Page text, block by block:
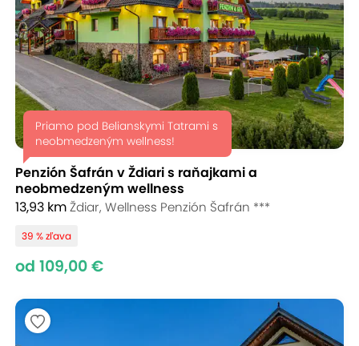
Priamo pod Belianskymi Tatrami s
neobmedzeným wellness!
Penzión Šafrán v Ždiari s raňajkami a
neobmedzeným wellness
13,93 kmŽdiar, Wellness Penzión Šafrán ***
39 % zľava
od 109,00 €